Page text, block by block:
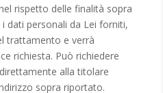
rispetto delle finalità sopra
dati personali da Lei forniti,
trattamento e verrà
richiesta. Può richiedere
alla titolare
sopra riportato.